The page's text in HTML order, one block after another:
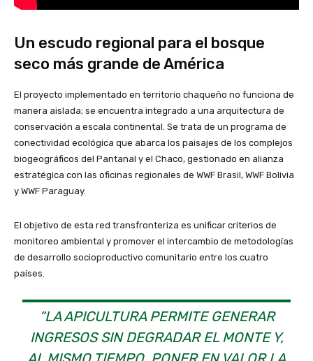
Un escudo regional para el bosque
seco más grande de América
El proyecto implementado en territorio chaqueño no funciona de
manera aislada; se encuentra integrado a una arquitectura de
conservación a escala continental. Se trata de un programa de
conectividad ecológica que abarca los paisajes de los complejos
biogeográficos del Pantanal y el Chaco, gestionado en alianza
estratégica con las oficinas regionales de WWF Brasil, WWF Bolivia
y WWF Paraguay.
El objetivo de esta red transfronteriza es unificar criterios de
monitoreo ambiental y promover el intercambio de metodologías
de desarrollo socioproductivo comunitario entre los cuatro
países.
“LA APICULTURA PERMITE GENERAR
INGRESOS SIN DEGRADAR EL MONTE Y,